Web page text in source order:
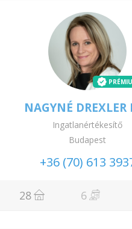
NAGYNÉ DREXLER
Ingatlanértékesítő
Budapest
+36 (70) 613
28 6